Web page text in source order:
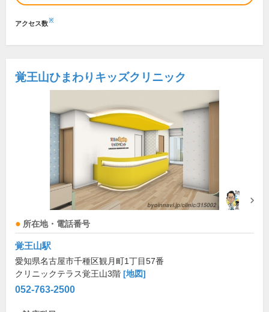
アクセス数※
覚王山ひまわりキッズクリニック
所在地・電話番号
覚王山駅
愛知県名古屋市千種区観月町1丁目57番
クリニックテラス覚王山3階 [地図]
052-763-2500